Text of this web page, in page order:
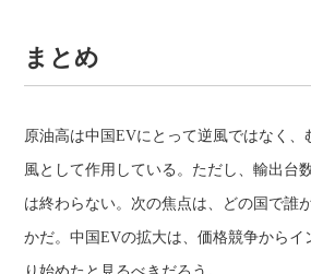
まとめ
原油高は中国EVにとって逆風ではなく
風として作用している。ただし、輸出台
は終わらない。次の焦点は、どの国で誰
かだ。中国EVの拡大は、価格競争からイ